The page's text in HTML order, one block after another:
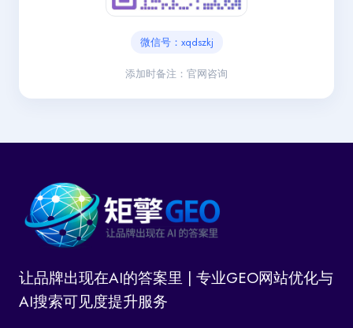
微信号：xqdszkj
添加时备注：官网咨询
让品牌出现在AI的答案里 | 专业GEO网站优化与
AI搜索可见度提升服务